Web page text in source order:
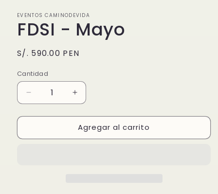
una
ventana
modal
EVENTOS CAMINODEVIDA
FDSI - Mayo
Precio
S/. 590.00 PEN
Cantidad
Reducir
cantidad
para
-
Aumentar
cantidad
para
FDSI
-
Agregar al carrito